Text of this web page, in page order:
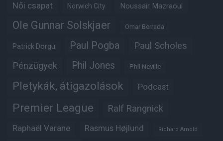
Női csapat Norwich City Noussair Mazraoui
Ole Gunnar Solskjaer Omar Berrada
Patrick Dorgu Paul Pogba Paul Scholes
Pénzügyek Phil Jones Phil Neville
Pletykák, átigazolások Podcast
Premier League Ralf Rangnick
Raphaël Varane Rasmus Højlund Richard Arnold